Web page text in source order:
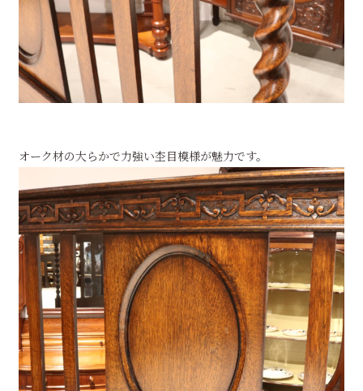
オーク材の大らかで力強い杢目模様が魅力です。